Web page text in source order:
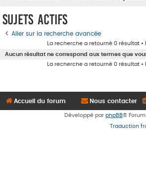
Sujets actifs
Aller sur la recherche avancée
La recherche a retourné 0 résultat •
Aucun résultat ne correspond aux termes que
La recherche a retourné 0 résultat •
Accueil du forum Nous contacter
Développé par phpBB®
Traduction